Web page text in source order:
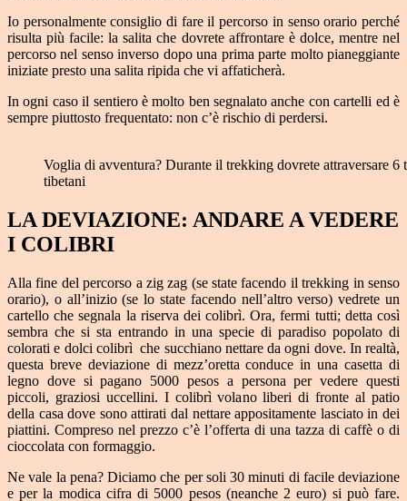
Io personalmente consiglio di fare il percorso in senso orario perché
risulta più facile: la salita che dovrete affrontare è dolce, mentre nel
percorso nel senso inverso dopo una prima parte molto pianeggiante
iniziate presto una salita ripida che vi affaticherà.
In ogni caso il sentiero è molto ben segnalato anche con cartelli ed è
sempre piuttosto frequentato: non c’è rischio di perdersi.
Voglia di avventura? Durante il trekking dovrete attraversare 6
tibetani
LA DEVIAZIONE: ANDARE A VEDERE
I COLIBRI
Alla fine del percorso a zig zag (se state facendo il trekking in senso
orario), o all’inizio (se lo state facendo nell’altro verso) vedrete un
cartello che segnala la riserva dei colibrì. Ora, fermi tutti; detta così
sembra che si sta entrando in una specie di paradiso popolato di
colorati e dolci colibrì che succhiano nettare da ogni dove. In realtà,
questa breve deviazione di mezz’oretta conduce in una casetta di
legno dove si pagano 5000 pesos a persona per vedere questi
piccoli, graziosi uccellini. I colibrì volano liberi di fronte al patio
della casa dove sono attirati dal nettare appositamente lasciato in dei
piattini. Compreso nel prezzo c’è l’offerta di una tazza di caffè o di
cioccolata con formaggio.
Ne vale la pena? Diciamo che per soli 30 minuti di facile deviazione
e per la modica cifra di 5000 pesos (neanche 2 euro) si può fare.